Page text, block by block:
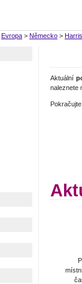
Evropa > Německo >
Aktuální
naleznete